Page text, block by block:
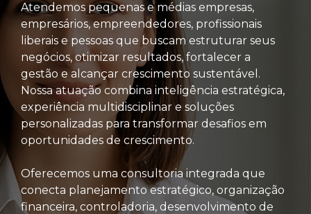
Atendemos pequenas e médias empresas,
empresários, empreendedores, profissionais
liberais e pessoas que buscam estruturar seus
negócios, otimizar resultados, fortalecer a
gestão e alcançar crescimento sustentável.
Nossa atuação combina inteligência estratégica,
experiência multidisciplinar e soluções
personalizadas para transformar desafios em
oportunidades de crescimento.
Oferecemos uma consultoria integrada que
conecta planejamento estratégico, organização
financeira, controladoria, desenvolvimento de